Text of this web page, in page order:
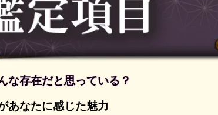
な存在だと思っている？
あなたに感じた魅力